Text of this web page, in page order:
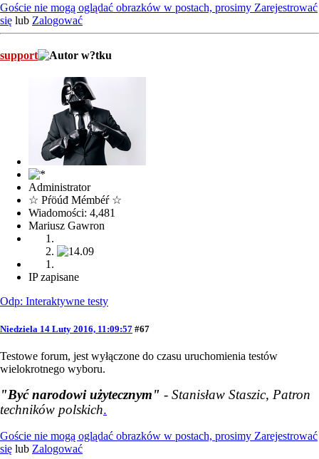
Goście nie mogą oglądać obrazków w postach, prosimy Zarejestrować
się lub Zalogować
support
Administrator
☆ Pŕöúđ Mémbéŕ ☆
Wiadomości: 4,481
Mariusz Gawron
IP zapisane
Odp: Interaktywne testy
Niedziela 14 Luty 2016, 11:09:57 #67
Testowe forum, jest wyłączone do czasu uruchomienia testów
wielokrotnego wyboru.
"Być narodowi użytecznym" - Stanisław Staszic, Patron
techników polskich.
Goście nie mogą oglądać obrazków w postach, prosimy Zarejestrować
się lub Zalogować